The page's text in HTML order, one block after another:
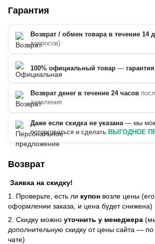
Гарантия
Возврат / обмен товара в течение 14
вопросов)
100% официальный товар —
Возврат денег в течение 24 часов
заявления
Даже если скидка не указана — мы
поторговаться и сделать ВЫГОДНОЕ
Возврат
Заявка на скидку!
1. Проверьте, есть ли купон возле цены
оформлении заказа, и цена будет снижена)
2. Скидку можно уточнить у менеджера
дополнительную скидку от цены сайта —
чате)